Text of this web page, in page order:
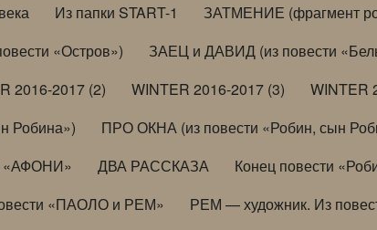
Из папки START-1
ЗАТМЕНИЕ (фрагмент
«Остров»)
ЗАЕЦ и ДАВИД (из повести
2016-2017 (2) WINTER 2016-2017 (3)
WINTER
Робина»)
ПРО ОКНА (из повести «Робин, сын
ДВА РАССКАЗА Конец повести
«ПАОЛО и РЕМ»
РЕМ — художник. Из